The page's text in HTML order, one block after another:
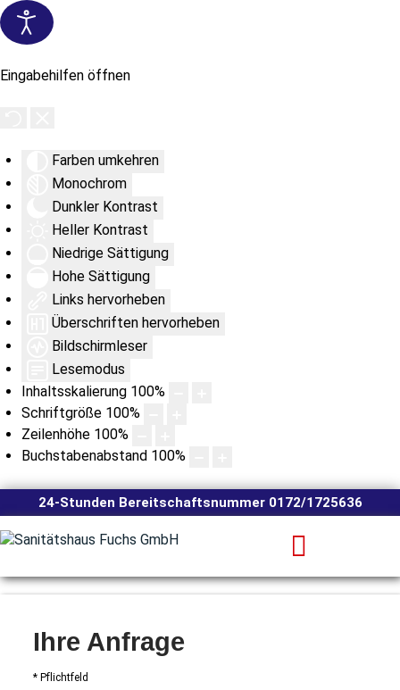
Eingabehilfen öffnen
Farben umkehren
Monochrom
Dunkler Kontrast
Heller Kontrast
Niedrige Sättigung
Hohe Sättigung
Links hervorheben
Überschriften hervorheben
Bildschirmleser
Lesemodus
Inhaltsskalierung 100%
Schriftgröße 100%
Zeilenhöhe 100%
Buchstabenabstand 100%
24-Stunden Bereitschaftsnummer 0172/1725636
Ihre Anfrage
* Pflichtfeld